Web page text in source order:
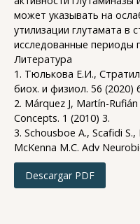
может указывать на
утилизации глутамата в
исследованные периоды
Литература
1. Тюлькова Е.И.,
биох. и физиол. 56 (2020)
2. Márquez J, Martín-
Concepts. 1 (2010) 3.
3. Schousboe A., Scafidi
McKenna M.C. Adv
Descargar PDF